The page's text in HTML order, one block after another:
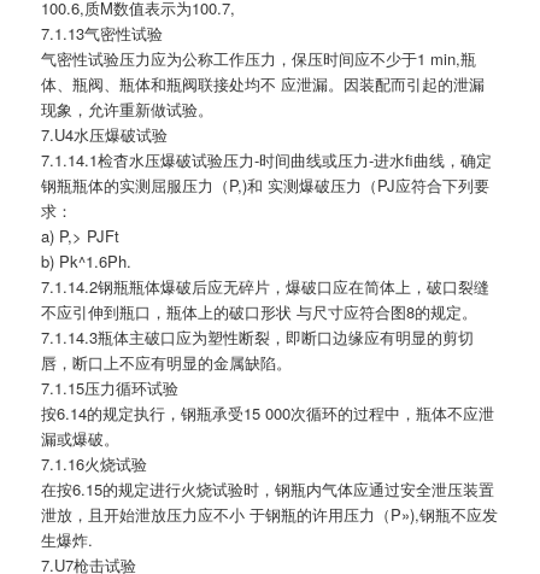
100.6,质M数值表示为100.7,
7.1.13气密性试验
气密性试验压力应为公称工作压力，保压时间应不少于1 min,瓶
体、瓶阀、瓶体和瓶阀联接处均不 应泄漏。因装配而引起的泄漏
现象，允许重新做试验。
7.U4水压爆破试验
7.1.14.1检杳水压爆破试验压力-时间曲线或压力-进水fi曲线，确定
钢瓶瓶体的实测屈服压力（P,)和 实测爆破压力（PJ应符合下列要
求：
a) P,> PJFt
b) Pk^1.6Ph.
7.1.14.2钢瓶瓶体爆破后应无碎片，爆破口应在简体上，破口裂缝
不应引伸到瓶口，瓶体上的破口形状 与尺寸应符合图8的规定。
7.1.14.3瓶体主破口应为塑性断裂，即断口边缘应有明显的剪切
唇，断口上不应有明显的金属缺陷。
7.1.15压力循环试验
按6.14的规定执行，钢瓶承受15 000次循环的过程中，瓶体不应泄
漏或爆破。
7.1.16火烧试验
在按6.15的规定进行火烧试验时，钢瓶内气体应通过安全泄压装置
泄放，且开始泄放压力应不小 于钢瓶的许用压力（P»),钢瓶不应发
生爆炸.
7.U7枪击试验